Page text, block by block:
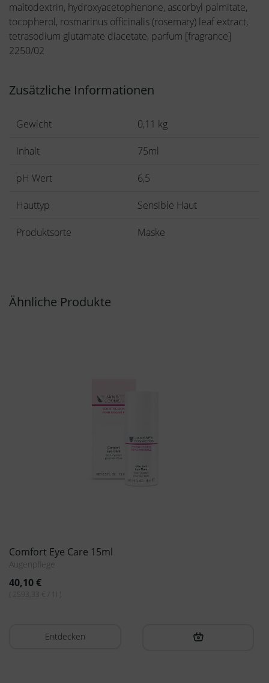
maltodextrin, hydroxyacetophenone, ascorbyl palmitate,
tocopherol, rosmarinus officinalis (rosemary) leaf extract,
tetrasodium glutamate diacetate, parfum [fragrance]
2250/02
Zusätzliche Informationen
Gewicht 0,11 kg
Inhalt 75ml
pH Wert 6,5
Hauttyp Sensible Haut
Produktsorte Maske
Ähnliche Produkte
Pudermaske aus amerikanischem Bentonit-Ton |
100 % natürlich
Maske
15,95